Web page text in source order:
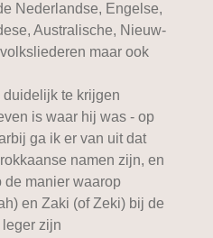
Nederlandse, Engelse,
Australische, Nieuw-
maar ook
duidelijk te krijgen
is waar hij was - op
ga ik er van uit dat
namen zijn, en
de manier waarop
en Zaki (of Zeki) bij de
zijn